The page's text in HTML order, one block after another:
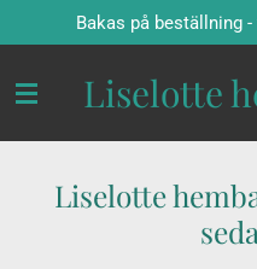
till
huvudinnehållet
Bakas på beställning
Liselotte
Liselotte